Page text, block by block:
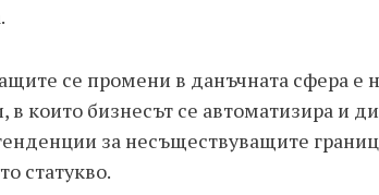
се промени в данъчната сфера е
в които бизнесът се автоматизира и
за несъществуващите
статукво.